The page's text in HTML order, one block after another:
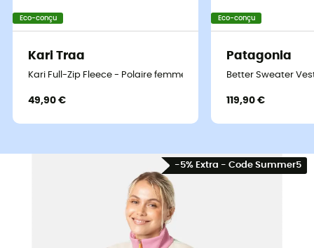
Eco-conçu
Kari Traa
Kari Full-Zip Fleece - Polaire femme
49,90 €
Eco-conçu
Patagonia
Better Sweater
119,90 €
-5% Extra - Code Summer5